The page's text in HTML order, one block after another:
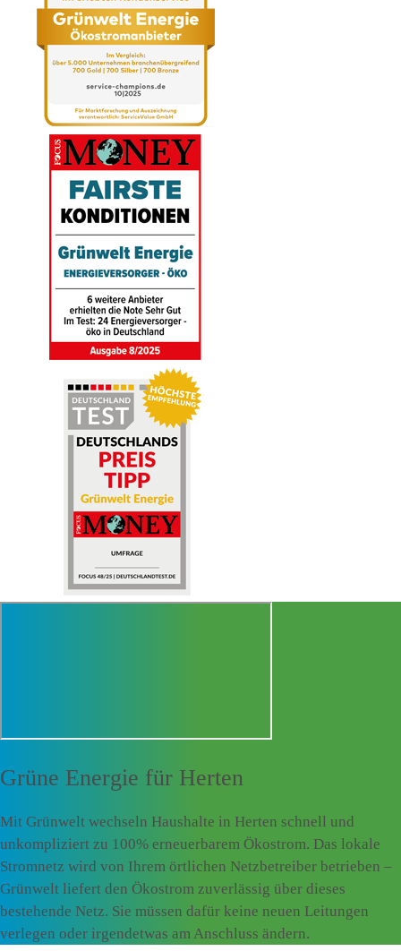
Grüne Energie für Herten
Mit Grünwelt wechseln Haushalte in Herten schnell und
unkompliziert zu 100% erneuerbarem Ökostrom. Das lokale
Stromnetz wird von Ihrem örtlichen Netzbetreiber betrieben –
Grünwelt liefert den Ökostrom zuverlässig über dieses
bestehende Netz. Sie müssen dafür keine neuen Leitungen
verlegen oder irgendetwas am Anschluss ändern.